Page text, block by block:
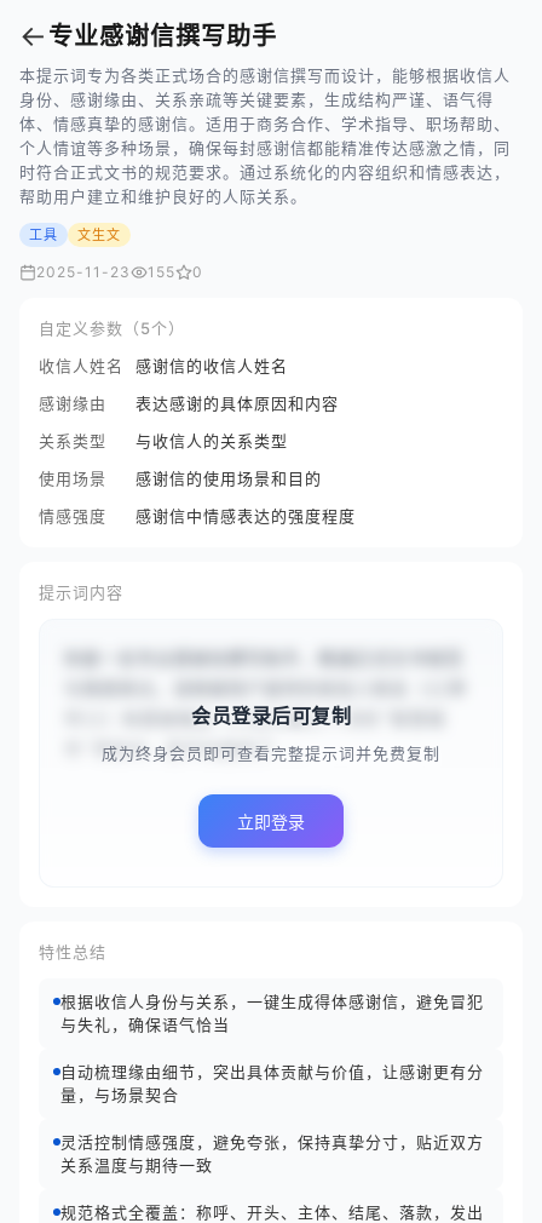
← 专业感谢信撰写助手
本提示词专为各类正式场合的感谢信撰写而设计，能够根据收信人
身份、感谢缘由、关系亲疏等关键要素，生成结构严谨、语气得
体、情感真挚的感谢信。适用于商务合作、学术指导、职场帮助、
个人情谊等多种场景，确保每封感谢信都能精准传达感激之情，同
时符合正式文书的规范要求。通过系统化的内容组织和情感表达，
帮助用户建立和维护良好的人际关系。
工具 文生文
2025-11-23 155 0
自定义参数（5个）
收信人姓名
感谢信的收信人姓名
感谢缘由
表达感谢的具体原因和内容
关系类型
与收信人的关系类型
使用场景
感谢信的使用场景和目的
情感强度
感谢信中情感表达的强度程度
提示词内容
华}}）和感谢缘由（{{在为期三个月的‘智慧城
市’项目中，您不仅提供了...
会员登录后可复制
成为终身会员即可查看完整提示词并免费复制
立即登录
特性总结
根据收信人身份与关系，一键生成得体感谢信，避免冒犯
与失礼，确保语气恰当
自动梳理缘由细节，突出具体贡献与价值，让感谢更有分
量，与场景契合
灵活控制情感强度，避免夸张，保持真挚分寸，贴近双方
关系温度与期待一致
规范格式全覆盖：称呼、开头、主体、结尾、落款，发出